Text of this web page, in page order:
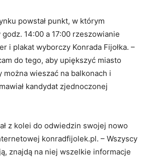
powstał punkt, w którym
14:00 a 17:00 rzeszowianie
i plakat wyborczy Konrada Fijołka. –
do tego, aby upiększyć miasto
można wieszać na balkonach i
kandydat zjednoczonej
z kolei do odwiedzin swojej nowo
konradfijolek.pl. – Wszyscy
znajdą na niej wszelkie informacje